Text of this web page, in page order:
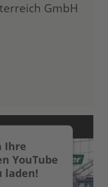
GmbH
Ihre
YouTube
laden!